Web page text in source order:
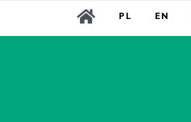
PL EN